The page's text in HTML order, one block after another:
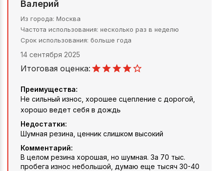
Валерий
Из города Москва
Частота использования несколько раз в неделю
Срок использования больше года
14 сентября 2025
Итоговая оценка:
Преимущества:
Не сильный износ, хорошее сцепление с дорогой,
хорошо ведет себя в дождь
Недостатки:
Шумная резина, ценник слишком высокий
Комментарий:
В целом резина хорошая, но шумная. За 70 тыс.
пробега износ небольшой, думаю еще тысяч 30-40